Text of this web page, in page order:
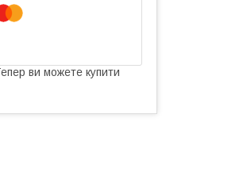
ви можете купити